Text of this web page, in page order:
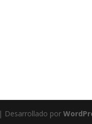
| Desarrollado por